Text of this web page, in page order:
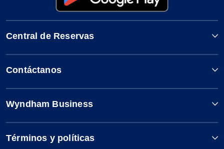
Central de Reservas
Contáctanos
Wyndham Business
Términos y políticas